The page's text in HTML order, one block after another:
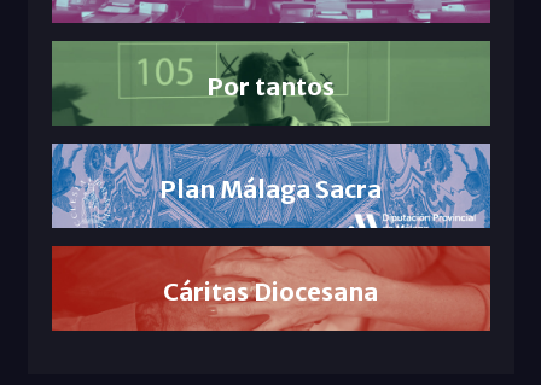
Por tantos
Plan Málaga Sacra
Cáritas Diocesana